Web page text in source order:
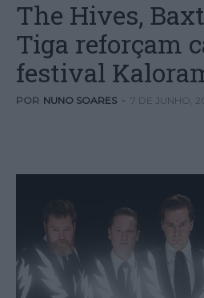
The Hives,
Tiga reforçam
festival
POR NUNO SOARES - 7 DE JUNHO,